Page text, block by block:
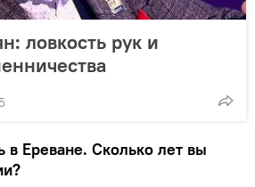
ловкость рук и
Ереване. Сколько лет вы